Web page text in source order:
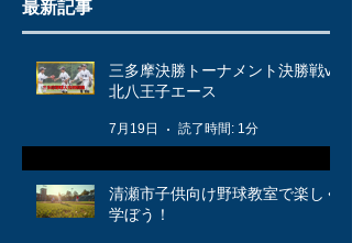
最新記事
三多摩決勝トーナメント決勝戦vs
北八王子エース
7月19日 読了時間: 1分
清瀬市子供向け野球教室で楽しく
学ぼう！